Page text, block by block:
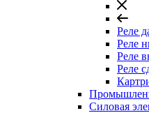
Реле
Реле
Реле
Реле
Силовая